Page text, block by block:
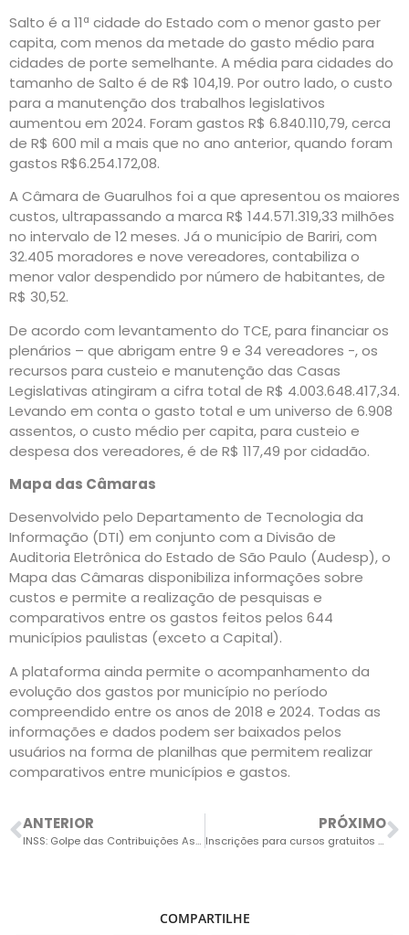
Salto é a 11ª cidade do Estado com o menor gasto per
capita, com menos da metade do gasto médio para
cidades de porte semelhante. A média para cidades do
tamanho de Salto é de R$ 104,19. Por outro lado, o custo
para a manutenção dos trabalhos legislativos
aumentou em 2024. Foram gastos R$ 6.840.110,79, cerca
de R$ 600 mil a mais que no ano anterior, quando foram
gastos R$6.254.172,08.
A Câmara de Guarulhos foi a que apresentou os maiores
custos, ultrapassando a marca R$ 144.571.319,33 milhões
no intervalo de 12 meses. Já o município de Bariri, com
32.405 moradores e nove vereadores, contabiliza o
menor valor despendido por número de habitantes, de
R$ 30,52.
De acordo com levantamento do TCE, para financiar os
plenários – que abrigam entre 9 e 34 vereadores -, os
recursos para custeio e manutenção das Casas
Legislativas atingiram a cifra total de R$ 4.003.648.417,34.
Levando em conta o gasto total e um universo de 6.908
assentos, o custo médio per capita, para custeio e
despesa dos vereadores, é de R$ 117,49 por cidadão.
Mapa das Câmaras
Desenvolvido pelo Departamento de Tecnologia da
Informação (DTI) em conjunto com a Divisão de
Auditoria Eletrônica do Estado de São Paulo (Audesp), o
Mapa das Câmaras disponibiliza informações sobre
custos e permite a realização de pesquisas e
comparativos entre os gastos feitos pelos 644
municípios paulistas (exceto a Capital).
A plataforma ainda permite o acompanhamento da
evolução dos gastos por município no período
compreendido entre os anos de 2018 e 2024. Todas as
informações e dados podem ser baixados pelos
usuários na forma de planilhas que permitem realizar
comparativos entre municípios e gastos.
ANTERIOR
INSS: Golpe das Contribuições Associativas Prejudica Milhares de Aposentados e Pensionistas
PRÓXIMO
Inscrições para cursos gratuitos de capacitação estão abertas
COMPARTILHE